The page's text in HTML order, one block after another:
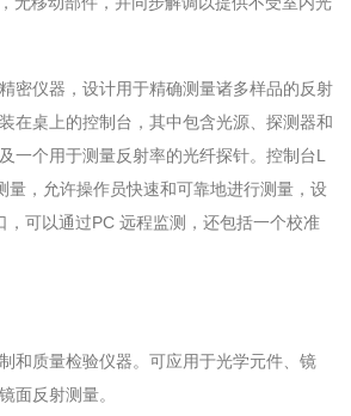
密仪器，设计用于精确测量诸多样品的反射
在桌上的控制台，其中包含光源、探测器和
一个用于测量反射率的光纤探针。控制台L
量，允许操作员快速和可靠地进行测量，设
，可以通过PC 远程监测，还包括一个校准
和质量检验仪器。可应用于光学元件、镜
面反射测量。